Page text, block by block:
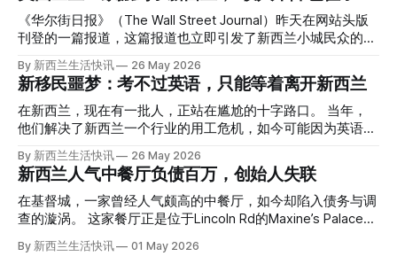
人，在奥克兰Gulf Harbour钓鱼时，发现了一个黑色塑料袋，
里面是一堆衣服。 再扒开衣服，他看到了一只手，一只人
腰部对折，黑色胶带缠着头、手腕和身体，整个人被绑成胎儿
状。 两个10公斤的米袋装满了石头，用胶带死死缠在尸体
上。 死者是亚洲面孔的老年女性，头部、脸、胳膊都有钝器
伤，当时身穿一件“娟燕牌”内衣和黑色长裤。 她是谁？没有人
Operation Parade的案子，开始调查。 米袋泄露秘密 破案的
关键，是两个米袋。这两个塑料米袋里装着用来压住尸体的花
园石头。 每个米袋上都有序列号。 警察一家家查，发现这批
米是在奥克兰北岸一家超市卖的。
《华尔街日报》（The Wall Street Journal）昨天在网站头版
刊登的一篇报道，这篇报道也立即引发了新西兰小城民众的兴
趣： “精疲力尽的美国医生，正在离开美国，前往新西兰一座
偏远小镇。” “精疲力尽的美国医生”搬家新西兰 四年前，在加
州拉霍亚（La Jolla）一家医院担任内科医生的Brandon
Williams医生达到了崩溃的边缘。 患者人数激增、医疗人员短
缺、医疗事故诉讼的威胁，以及对患者无力支付医疗费用的忧
（PTSD）。他的其中一位同事甚至因自杀身亡。 他并不想放
弃从医，但他不想再在美国行医了。 于是，他与38岁的妻子
Ellen Williams开始在欧洲寻找更好的选择。 就在那时，他收
到了一封来自新西兰医疗招聘人员的信。 “虽然跑到那个‘与世
义。”现年39岁的加州人Brandon说道。 2024年11月，这家人
By 新西兰生活快讯 26 May 2026
新移民噩梦：考不过英语，只能等着离开新西兰
在新西兰，现在有一批人，正站在尴尬的十字路口。 当年，
他们解决了新西兰一个行业的用工危机，如今可能因为英语考
试，不得不在几年内离开这个国家。 一位移民的无奈感叹：
“如果我们真能考到那个分数，就不会来开公交车了。” 因为英
语，他们一直无法上岸 来自菲律宾的Ryan De Guzman，就是
这批人中的一员。 2023年，当他看到新西兰招聘海外公交司
机的信息时，几乎没有犹豫就提交了申请。 “我听说这里气候
年3月抵达奥克兰。 当时心里盘算着：努力工作两年，申请居
By 新西兰生活快讯 26 May 2026
新西兰人气中餐厅负债百万，创始人失联
在基督城，一家曾经人气颇高的中餐厅，如今却陷入债务与调
查的漩涡。 这家餐厅正是位于Lincoln Rd的Maxine’s Palace。
其背后的公司已进入清算程序，债务总额接近100万纽币，而
引人关注的是——清算人目前无法联系到创始人本人。 今年3
By 新西兰生活快讯 01 May 2026